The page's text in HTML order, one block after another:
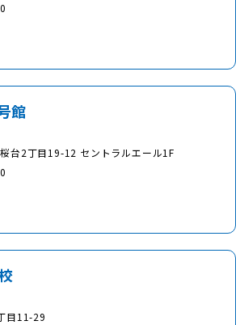
館
台2丁目19-12 セントラルエール1F
目11-29